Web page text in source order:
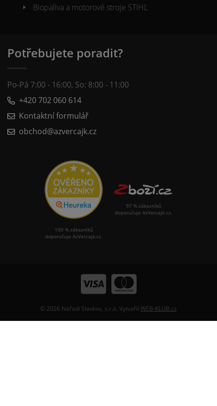
Biopaliva a motorové stroje STIHL
Potřebujete poradit?
Po-Pá 7:00 - 16:00, So: 8:00 - 11:00
+420 702 060 614
Kontaktní formulář
obchod@azvercajk.cz
100 % zákazníků
doporučuje AzVercajk.cz.
97 % zákazníků
doporučuje AzVercajk.cz.
© 2026 Nářadí Slavkov, s.r.o. Vytvořil WEB-KLUB.cz